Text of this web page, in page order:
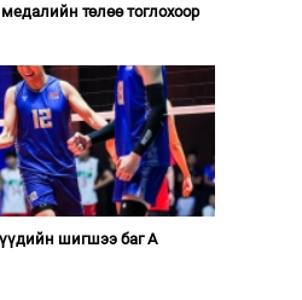
төлөө тоглохоор
шигшээ баг А